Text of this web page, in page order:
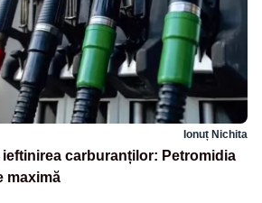
Ionuț Nichita
ieftinirea carburanților: Petromidia
maximă